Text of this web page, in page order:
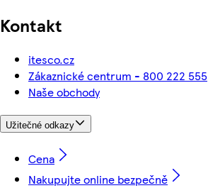
Kontakt
itesco.cz
Zákaznické centrum - 800 222 555
Naše obchody
Užitečné odkazy
Cena
Nakupujte online bezpečně